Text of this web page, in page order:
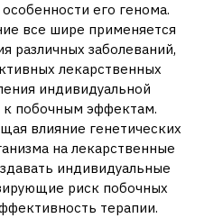
его генома.
все шире применяется
различных заболеваний,
лекарственных
индивидуальной
к побочным эффектам.
влияние генетических
на лекарственные
индивидуальные
риск побочных
терапии.